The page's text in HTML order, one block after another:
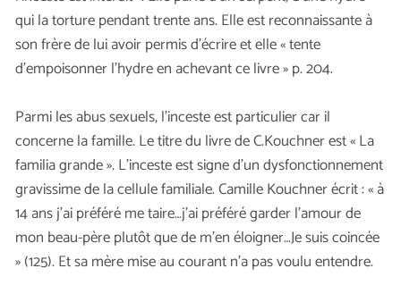
qui la torture pendant trente ans. Elle est reconnaissante à
son frère de lui avoir permis d’écrire et elle « tente
d’empoisonner l’hydre en achevant ce livre » p. 204.
Parmi les abus sexuels, l’inceste est particulier car il
concerne la famille. Le titre du livre de C.Kouchner est « La
familia grande ». L’inceste est signe d’un dysfonctionnement
gravissime de la cellule familiale. Camille Kouchner écrit : « à
14 ans j’ai préféré me taire…j’ai préféré garder l’amour de
mon beau-père plutôt que de m’en éloigner…Je suis coincée
» (125). Et sa mère mise au courant n’a pas voulu entendre.